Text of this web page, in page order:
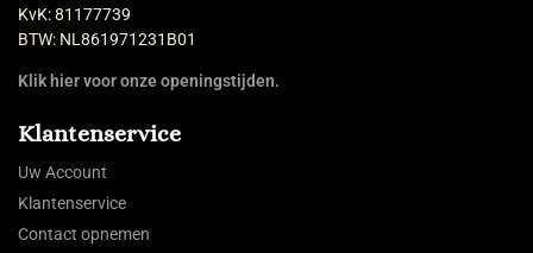
KvK: 81177739
BTW: NL861971231B01
Klik hier voor onze openingstijden.
Klantenservice
Uw Account
Klantenservice
Contact opnemen